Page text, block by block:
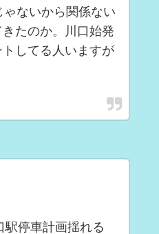
ゃないから関係ない
たのか。川口始発
してる人いますが
駅停車計画揺れる